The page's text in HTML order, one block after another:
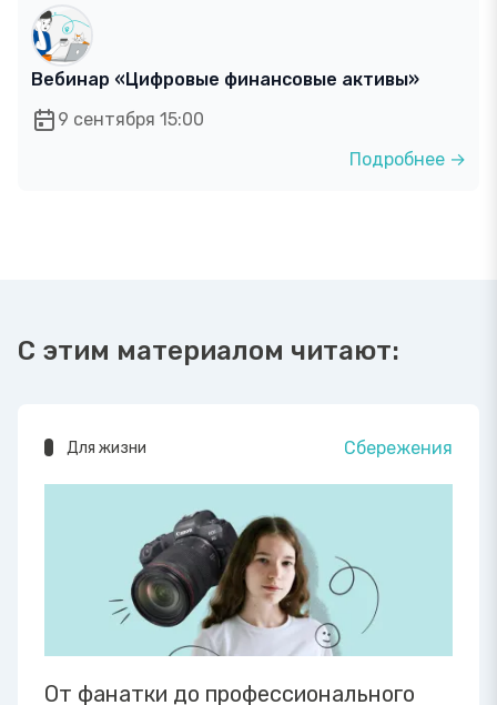
Вебинар «Цифровые финансовые активы»
9 сентября 15:00
Подробнее →
С этим материалом читают:
Для жизни Сбережения
От фанатки до профессионального